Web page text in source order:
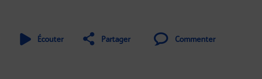
Écouter Partager Commenter